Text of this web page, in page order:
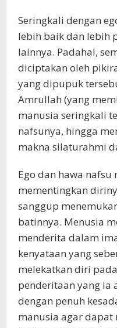
Seringkali dengan
lebih baik dan lebih
lainnya. Padahal,
diciptakan oleh
yang dipupuk
Amrullah (yang
manusia seringkali
nafsunya, hingga
makna silaturahmi
Ego dan hawa
mementingkan
sanggup
batinnya. Menusia
menderita dalam
kenyataan yang
melekatkan diri
penderitaan yang ia
dengan penuh
manusia agar